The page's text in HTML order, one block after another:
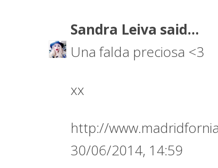
Sandra Leiva said...
Una falda preciosa <3
xx
http://
30/06/2014, 14:59